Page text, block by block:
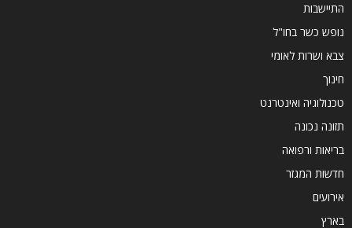
התיישבות
נופש כשר בחו"ל
צבא ושרות לאומי
חינוך
טכנולוגיה ואינטרנט
תזונה נכונה
בריאות ורפואה
חדשות המגזר
אירועים
בארץ